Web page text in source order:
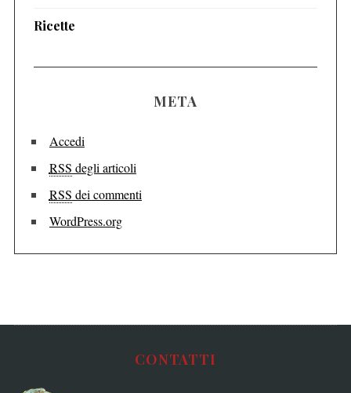
Ricette
META
Accedi
RSS degli articoli
RSS dei commenti
WordPress.org
CONTATTI